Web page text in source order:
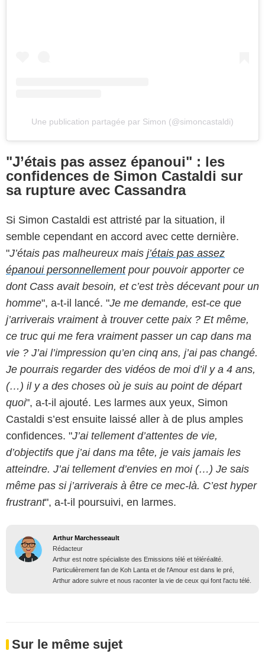
Une publication partagée par Simon (@simoncastaldi)
"J’étais pas assez épanoui" : les
confidences de Simon Castaldi sur
sa rupture avec Cassandra
Si Simon Castaldi est attristé par la situation, il
semble cependant en accord avec cette dernière.
"J’étais pas malheureux mais j’étais pas assez
épanoui personnellementpour pouvoir apporter ce
dont Cass avait besoin, et c’est très décevant pour un
homme", a-t-il lancé. "Je me demande, est-ce que
j’arriverais vraiment à trouver cette paix ? Et même,
ce truc qui me fera vraiment passer un cap dans ma
vie ? J’ai l’impression qu’en cinq ans, j’ai pas changé.
Je pourrais regarder des vidéos de moi d’il y a 4 ans,
(…) il y a des choses où je suis au point de départ
quoi", a-t-il ajouté. Les larmes aux yeux, Simon
Castaldi s’est ensuite laissé aller à de plus amples
confidences. "J’ai tellement d’attentes de vie,
d’objectifs que j’ai dans ma tête, je vais jamais les
atteindre. J’ai tellement d’envies en moi (…) Je sais
même pas si j’arriverais à être ce mec-là. C’est hyper
frustrant", a-t-il poursuivi, en larmes.
Arthur Marchesseault
Rédacteur
Arthur est notre spécialiste des Emissions télé et téléréalité.
Particulièrement fan de Koh Lanta et de l'Amour est dans le pré,
Arthur adore suivre et nous raconter la vie de ceux qui font l'actu télé.
Sur le même sujet